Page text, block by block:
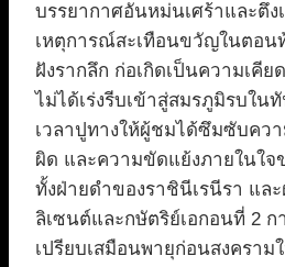
บรรยากาศอันหม่นเศร้าและตึง
เหตุการณ์สะเทือนขวัญในตอน
ฝังรากลึก ก่อเกิดเป็นความเคี
ไม่ได้เร่งรีบเข้าสู่สมรภูมิรบใน
เวลาปูทางให้ผู้ชมได้ซึมซับคว
ผิด และความขัดแย้งภายในใจ
ทั้งฝ่ายดำของราชินีเรนีรา แล
ลิเซนต์และกษัตริย์เอกอนที่ 2 ก
เปรียบเสมือนพายุก่อนสงครา